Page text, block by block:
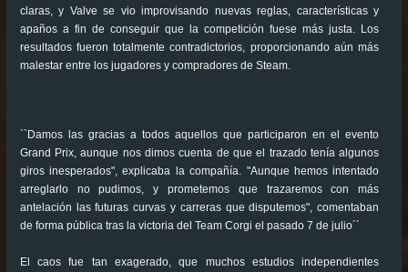
claras, y Valve se vio improvisando nuevas reglas, características y
apaños a fin de conseguir que la competición fuese más justa. Los
resultados fueron totalmente contradictorios, proporcionando aún más
malestar entre los jugadores y compradores de Steam.
``Damos las gracias a todos aquellos que participaron en el evento
Grand Prix, aunque nos dimos cuenta de que el trazado tenía algunos
giros inesperados", explicaba la compañía. "Aunque hemos intentado
arreglarlo no pudimos, y prometemos que trazaremos con más
antelación las futuras curvas y carreras que disputemos", comentaban
de forma pública tras la victoria del Team Corgi el pasado 7 de julio´´
El caos fue tan exagerado, que muchos estudios independientes